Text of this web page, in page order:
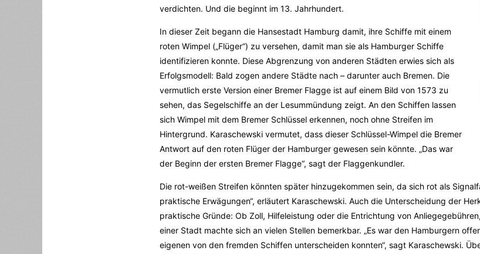
verdichten. Und die beginnt im 13. Jahrhundert.
In dieser Zeit begann die Hansestadt Hamburg damit, ihre Schiffe mit einem
roten Wimpel („Flüger“) zu versehen, damit man sie als Hamburger Schiffe
identifizieren konnte. Diese Abgrenzung von anderen Städten erwies sich als
Erfolgsmodell: Bald zogen andere Städte nach – darunter auch Bremen. Die
vermutlich erste Version einer Bremer Flagge ist auf einem Bild von 1573 zu
sehen, das Segelschiffe an der Lesummündung zeigt. An den Schiffen lassen
sich Wimpel mit dem Bremer Schlüssel erkennen, noch ohne Streifen im
Hintergrund. Karaschewski vermutet, dass dieser Schlüssel-Wimpel die Bremer
Antwort auf den roten Flüger der Hamburger gewesen sein könnte. „Das war
der Beginn der ersten Bremer Flagge“, sagt der Flaggenkundler.
Die rot-weißen Streifen könnten später hinzugekommen sein, da sich rot als
praktische Erwägungen“, erläutert Karaschewski. Auch die Unterscheidung der
praktische Gründe: Ob Zoll, Hilfeleistung oder die Entrichtung von
einer Stadt machte sich an vielen Stellen bemerkbar. „Es war den Hamburgern
eigenen von den fremden Schiffen unterscheiden konnten“, sagt Karaschewski.